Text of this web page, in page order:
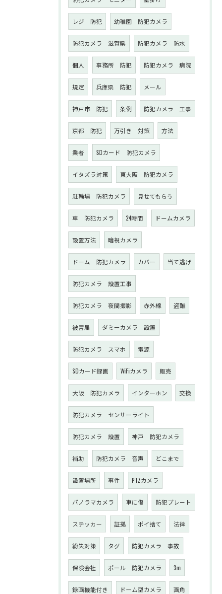
レジ 防犯 幼稚園 防犯カメラ
防犯カメラ 滋賀県 防犯カメラ 防水
個人 事務所 防犯 防犯カメラ 病院
規定 兵庫県 防犯 メール
神戸市 防犯 条例 防犯カメラ 工事
京都 防犯 万引き 対策 方法
業者 SDカード 防犯カメラ
イタズラ対策 東大阪 防犯カメラ
駐輪場 防犯カメラ 見せてもらう
車 防犯カメラ 24時間 ドームカメラ
設置方法 暗視カメラ
ドーム 防犯カメラ カバー 当て逃げ
防犯カメラ 設置工事
防犯カメラ 夜間撮影 赤外線 盗難
被害届 ダミーカメラ 設置
防犯カメラ スマホ 電源
SDカード録画 WiFiカメラ 販売
大阪 防犯カメラ インターホン 交換
防犯カメラ センサーライト
防犯カメラ 設置 神戸 防犯カメラ
補助 防犯カメラ 音声 どこまで
設置場所 事件 PTZカメラ
パノラマカメラ 車に傷 防犯プレート
ステッカー 証拠 ポイ捨て 法律
紛失対策 タグ 防犯カメラ 事故
保険会社 ポール 防犯カメラ 3m
録画機能付き ドーム型カメラ 画角